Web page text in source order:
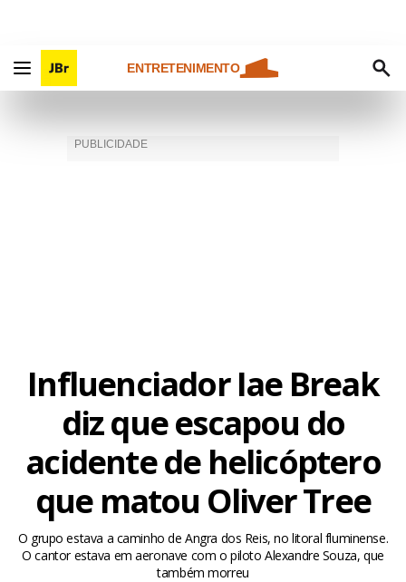
ENTRETENIMENTO
Influenciador Iae Break
diz que escapou do
acidente de helicóptero
que matou Oliver Tree
O grupo estava a caminho de Angra dos Reis, no litoral fluminense.
O cantor estava em aeronave com o piloto Alexandre Souza, que
também morreu